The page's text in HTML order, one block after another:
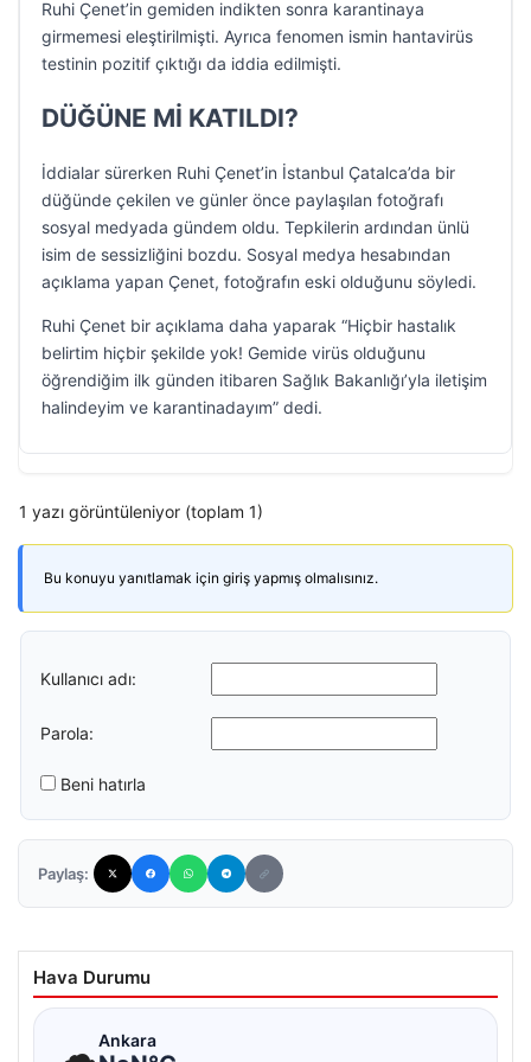
Ruhi Çenet’in gemiden indikten sonra karantinaya
girmemesi eleştirilmişti. Ayrıca fenomen ismin hantavirüs
testinin pozitif çıktığı da iddia edilmişti.
DÜĞÜNE Mİ KATILDI?
İddialar sürerken Ruhi Çenet’in İstanbul Çatalca’da bir
düğünde çekilen ve günler önce paylaşılan fotoğrafı
sosyal medyada gündem oldu. Tepkilerin ardından ünlü
isim de sessizliğini bozdu. Sosyal medya hesabından
açıklama yapan Çenet, fotoğrafın eski olduğunu söyledi.
Ruhi Çenet bir açıklama daha yaparak “Hiçbir hastalık
belirtim hiçbir şekilde yok! Gemide virüs olduğunu
öğrendiğim ilk günden itibaren Sağlık Bakanlığı’yla iletişim
halindeyim ve karantinadayım” dedi.
1 yazı görüntüleniyor (toplam 1)
Bu konuyu yanıtlamak için giriş yapmış olmalısınız.
Kullanıcı adı:
Parola:
Beni hatırla
Paylaş:
Hava Durumu
Ankara